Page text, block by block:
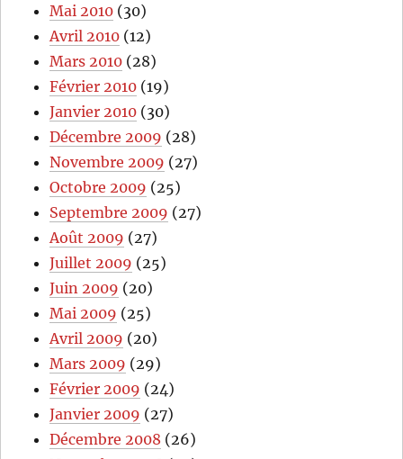
Mai 2010 (30)
Avril 2010 (12)
Mars 2010 (28)
Février 2010 (19)
Janvier 2010 (30)
Décembre 2009 (28)
Novembre 2009 (27)
Octobre 2009 (25)
Septembre 2009 (27)
Août 2009 (27)
Juillet 2009 (25)
Juin 2009 (20)
Mai 2009 (25)
Avril 2009 (20)
Mars 2009 (29)
Février 2009 (24)
Janvier 2009 (27)
Décembre 2008 (26)